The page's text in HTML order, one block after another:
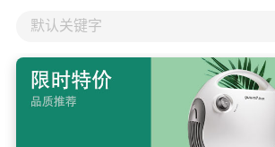
默认关键字